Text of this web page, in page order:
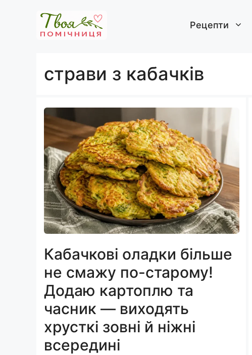
Рецепти
страви з кабачків
Кабачкові оладки більше
не смажу по-старому!
Додаю картоплю та
часник — виходять
хрусткі зовні й ніжні
всередині